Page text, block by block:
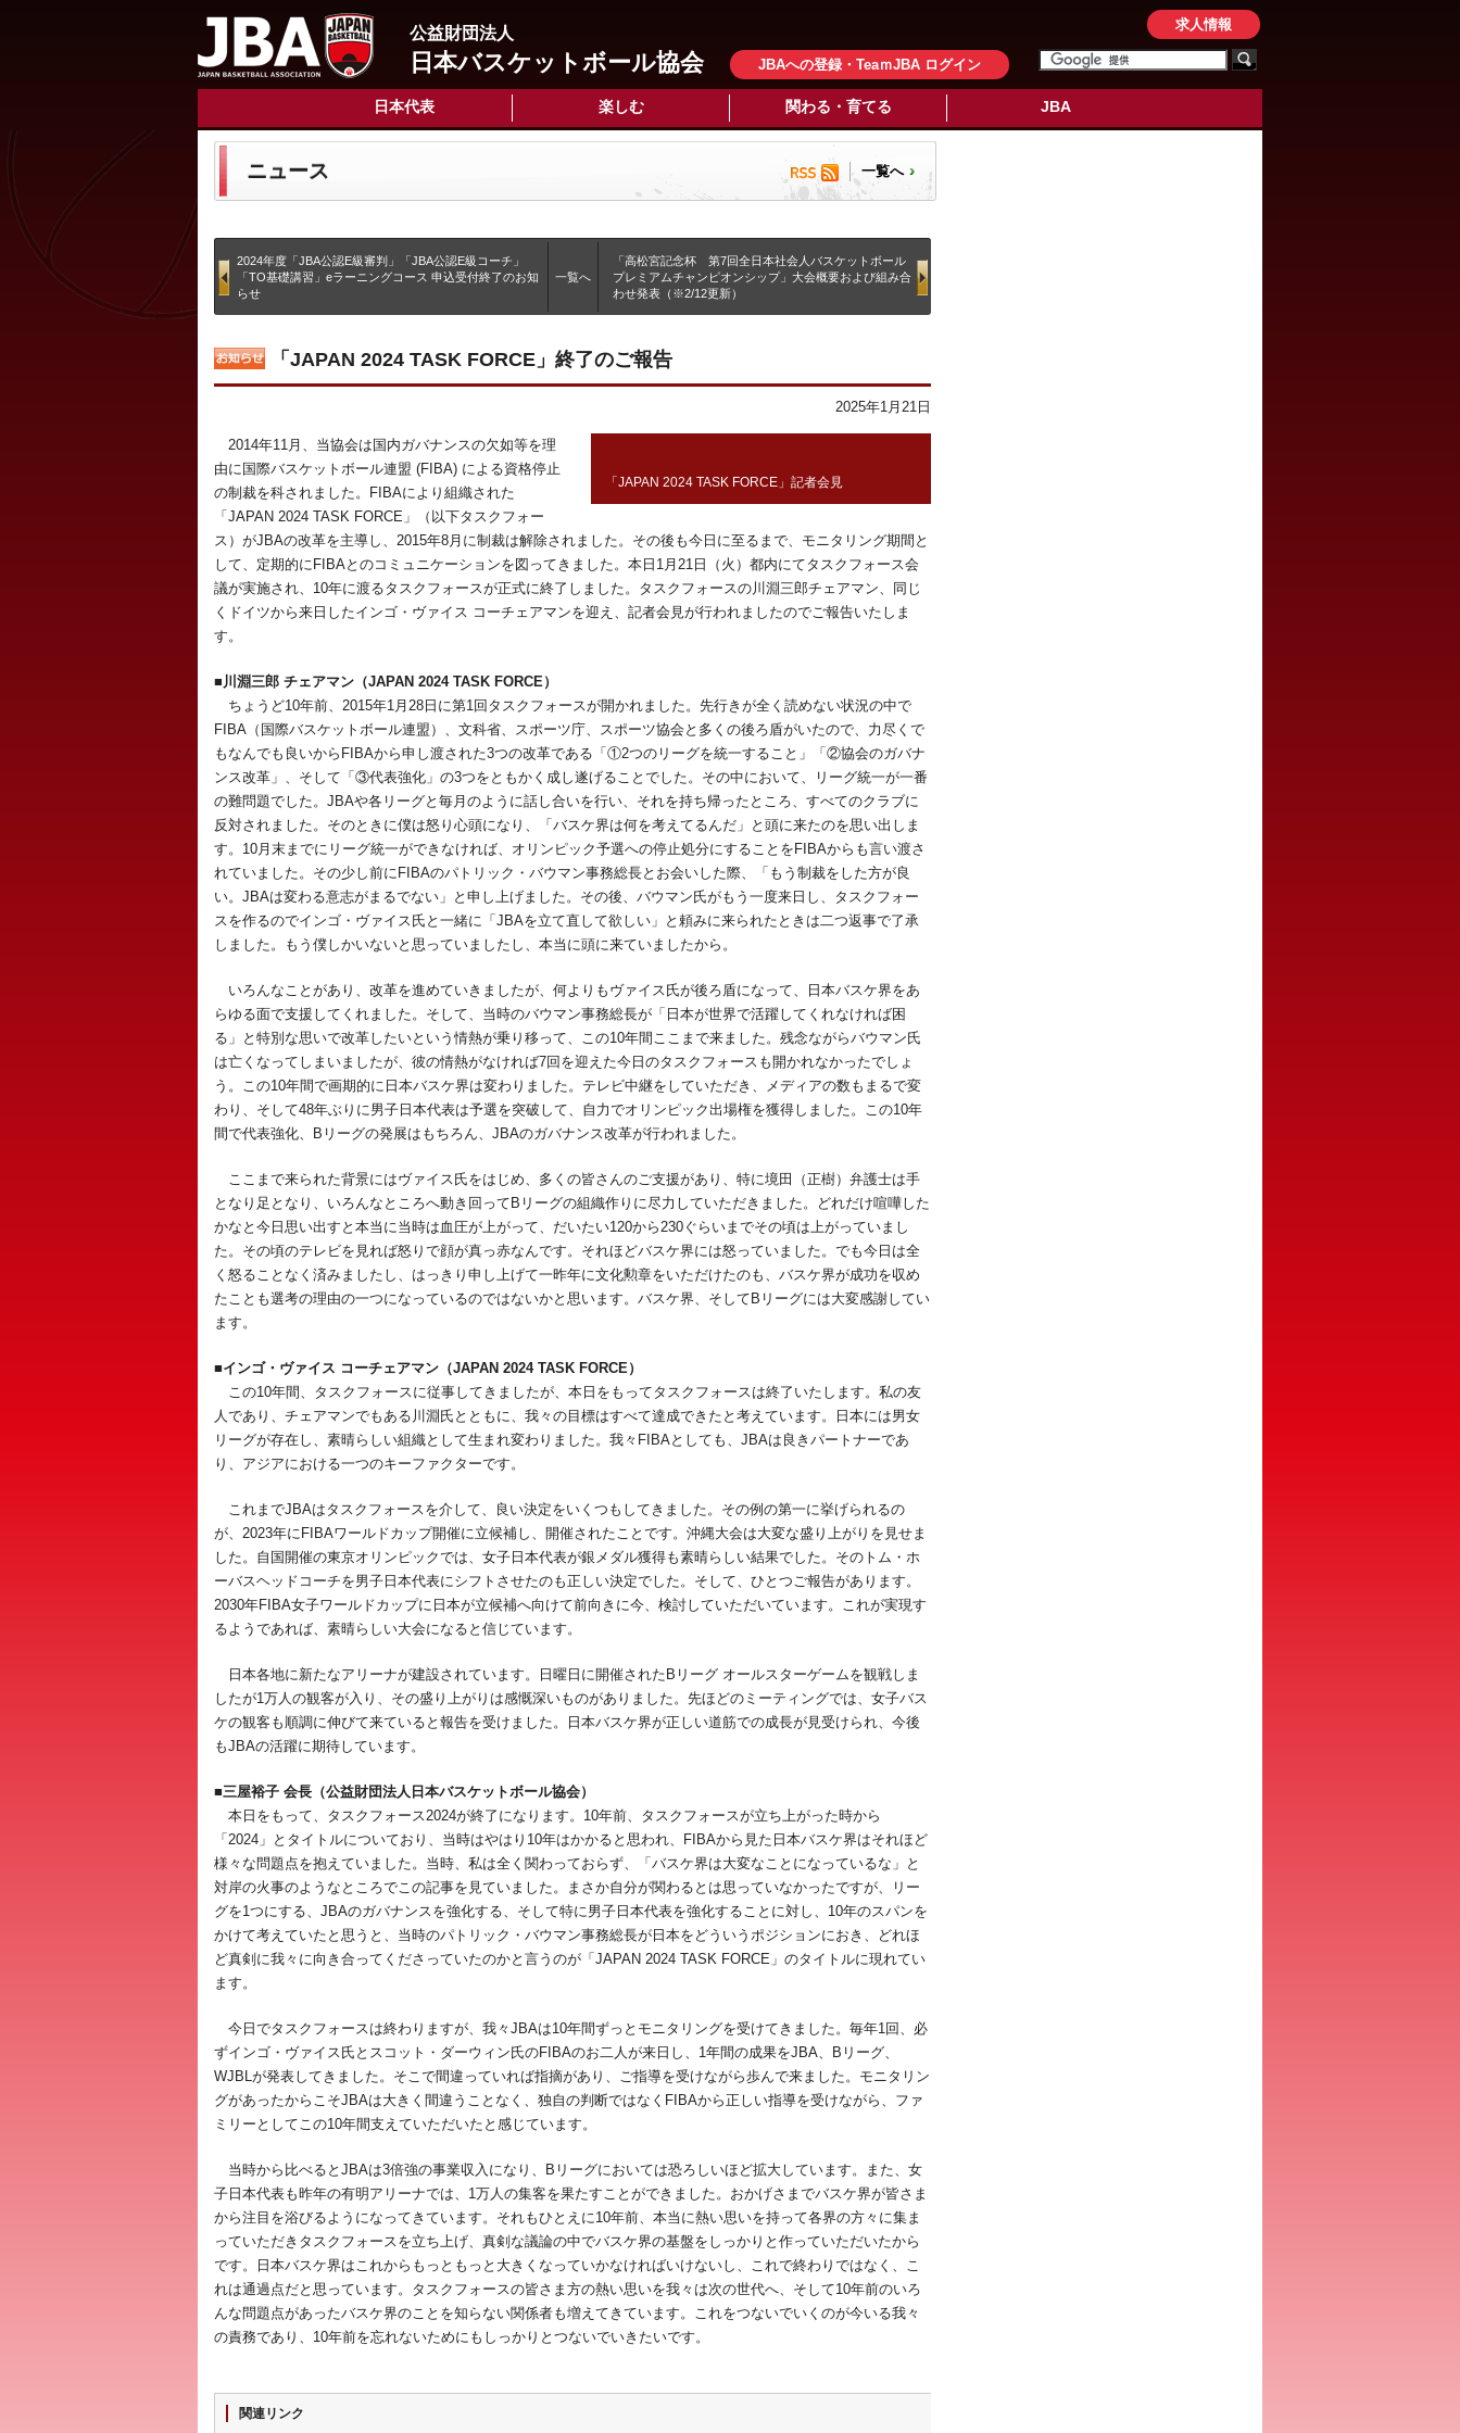
公益財団法人
日本バスケットボール協会 JBAへの登録・TeaｍJBA ログイン
求人情報
日本代表 楽しむ 関わる・育てる JBA
ニュース 一覧へ
2024年度「JBA公認E級審判」「JBA公認E級コーチ」
「TO基礎講習」eラーニングコース 申込受付終了のお知
らせ
一覧へ
「高松宮記念杯 第7回全日本社会人バスケットボール
プレミアムチャンピオンシップ」大会概要および組み合
わせ発表（※2/12更新）
「JAPAN 2024 TASK FORCE」終了のご報告
2025年1月21日
「JAPAN 2024 TASK FORCE」記者会見
2014年11月、当協会は国内ガバナンスの欠如等を理
由に国際バスケットボール連盟 (FIBA) による資格停止
の制裁を科されました。FIBAにより組織された
「JAPAN 2024 TASK FORCE」（以下タスクフォー
ス）がJBAの改革を主導し、2015年8月に制裁は解除されました。その後も今日に至るまで、モニタリング期間と
して、定期的にFIBAとのコミュニケーションを図ってきました。本日1月21日（火）都内にてタスクフォース会
議が実施され、10年に渡るタスクフォースが正式に終了しました。タスクフォースの川淵三郎チェアマン、同じ
くドイツから来日したインゴ・ヴァイス コーチェアマンを迎え、記者会見が行われましたのでご報告いたしま
す。
■川淵三郎 チェアマン（JAPAN 2024 TASK FORCE）
ちょうど10年前、2015年1月28日に第1回タスクフォースが開かれました。先行きが全く読めない状況の中で
FIBA（国際バスケットボール連盟）、文科省、スポーツ庁、スポーツ協会と多くの後ろ盾がいたので、力尽くで
もなんでも良いからFIBAから申し渡された3つの改革である「①2つのリーグを統一すること」「②協会のガバナ
ンス改革」、そして「③代表強化」の3つをともかく成し遂げることでした。その中において、リーグ統一が一番
の難問題でした。JBAや各リーグと毎月のように話し合いを行い、それを持ち帰ったところ、すべてのクラブに
反対されました。そのときに僕は怒り心頭になり、「バスケ界は何を考えてるんだ」と頭に来たのを思い出しま
す。10月末までにリーグ統一ができなければ、オリンピック予選への停止処分にすることをFIBAからも言い渡さ
れていました。その少し前にFIBAのパトリック・バウマン事務総長とお会いした際、「もう制裁をした方が良
い。JBAは変わる意志がまるでない」と申し上げました。その後、バウマン氏がもう一度来日し、タスクフォー
スを作るのでインゴ・ヴァイス氏と一緒に「JBAを立て直して欲しい」と頼みに来られたときは二つ返事で了承
しました。もう僕しかいないと思っていましたし、本当に頭に来ていましたから。
いろんなことがあり、改革を進めていきましたが、何よりもヴァイス氏が後ろ盾になって、日本バスケ界をあ
らゆる面で支援してくれました。そして、当時のバウマン事務総長が「日本が世界で活躍してくれなければ困
る」と特別な思いで改革したいという情熱が乗り移って、この10年間ここまで来ました。残念ながらバウマン氏
は亡くなってしまいましたが、彼の情熱がなければ7回を迎えた今日のタスクフォースも開かれなかったでしょ
う。この10年間で画期的に日本バスケ界は変わりました。テレビ中継をしていただき、メディアの数もまるで変
わり、そして48年ぶりに男子日本代表は予選を突破して、自力でオリンピック出場権を獲得しました。この10年
間で代表強化、Bリーグの発展はもちろん、JBAのガバナンス改革が行われました。
ここまで来られた背景にはヴァイス氏をはじめ、多くの皆さんのご支援があり、特に境田（正樹）弁護士は手
となり足となり、いろんなところへ動き回ってBリーグの組織作りに尽力していただきました。どれだけ喧嘩した
かなと今日思い出すと本当に当時は血圧が上がって、だいたい120から230ぐらいまでその頃は上がっていまし
た。その頃のテレビを見れば怒りで顔が真っ赤なんです。それほどバスケ界には怒っていました。でも今日は全
く怒ることなく済みましたし、はっきり申し上げて一昨年に文化勲章をいただけたのも、バスケ界が成功を収め
たことも選考の理由の一つになっているのではないかと思います。バスケ界、そしてBリーグには大変感謝してい
ます。
■インゴ・ヴァイス コーチェアマン（JAPAN 2024 TASK FORCE）
この10年間、タスクフォースに従事してきましたが、本日をもってタスクフォースは終了いたします。私の友
人であり、チェアマンでもある川淵氏とともに、我々の目標はすべて達成できたと考えています。日本には男女
リーグが存在し、素晴らしい組織として生まれ変わりました。我々FIBAとしても、JBAは良きパートナーであ
り、アジアにおける一つのキーファクターです。
これまでJBAはタスクフォースを介して、良い決定をいくつもしてきました。その例の第一に挙げられるの
が、2023年にFIBAワールドカップ開催に立候補し、開催されたことです。沖縄大会は大変な盛り上がりを見せま
した。自国開催の東京オリンピックでは、女子日本代表が銀メダル獲得も素晴らしい結果でした。そのトム・ホ
ーバスヘッドコーチを男子日本代表にシフトさせたのも正しい決定でした。そして、ひとつご報告があります。
2030年FIBA女子ワールドカップに日本が立候補へ向けて前向きに今、検討していただいています。これが実現す
るようであれば、素晴らしい大会になると信じています。
日本各地に新たなアリーナが建設されています。日曜日に開催されたBリーグ オールスターゲームを観戦しま
したが1万人の観客が入り、その盛り上がりは感慨深いものがありました。先ほどのミーティングでは、女子バス
ケの観客も順調に伸びて来ていると報告を受けました。日本バスケ界が正しい道筋での成長が見受けられ、今後
もJBAの活躍に期待しています。
■三屋裕子 会長（公益財団法人日本バスケットボール協会）
本日をもって、タスクフォース2024が終了になります。10年前、タスクフォースが立ち上がった時から
「2024」とタイトルについており、当時はやはり10年はかかると思われ、FIBAから見た日本バスケ界はそれほど
様々な問題点を抱えていました。当時、私は全く関わっておらず、「バスケ界は大変なことになっているな」と
対岸の火事のようなところでこの記事を見ていました。まさか自分が関わるとは思っていなかったですが、リー
グを1つにする、JBAのガバナンスを強化する、そして特に男子日本代表を強化することに対し、10年のスパンを
かけて考えていたと思うと、当時のパトリック・バウマン事務総長が日本をどういうポジションにおき、どれほ
ど真剣に我々に向き合ってくださっていたのかと言うのが「JAPAN 2024 TASK FORCE」のタイトルに現れてい
ます。
今日でタスクフォースは終わりますが、我々JBAは10年間ずっとモニタリングを受けてきました。毎年1回、必
ずインゴ・ヴァイス氏とスコット・ダーウィン氏のFIBAのお二人が来日し、1年間の成果をJBA、Bリーグ、
WJBLが発表してきました。そこで間違っていれば指摘があり、ご指導を受けながら歩んで来ました。モニタリン
グがあったからこそJBAは大きく間違うことなく、独自の判断ではなくFIBAから正しい指導を受けながら、ファ
ミリーとしてこの10年間支えていただいたと感じています。
当時から比べるとJBAは3倍強の事業収入になり、Bリーグにおいては恐ろしいほど拡大しています。また、女
子日本代表も昨年の有明アリーナでは、1万人の集客を果たすことができました。おかげさまでバスケ界が皆さま
から注目を浴びるようになってきています。それもひとえに10年前、本当に熱い思いを持って各界の方々に集ま
っていただきタスクフォースを立ち上げ、真剣な議論の中でバスケ界の基盤をしっかりと作っていただいたから
です。日本バスケ界はこれからもっともっと大きくなっていかなければいけないし、これで終わりではなく、こ
れは通過点だと思っています。タスクフォースの皆さま方の熱い思いを我々は次の世代へ、そして10年前のいろ
んな問題点があったバスケ界のことを知らない関係者も増えてきています。これをつないでいくのが今いる我々
の責務であり、10年前を忘れないためにもしっかりとつないでいきたいです。
関連リンク